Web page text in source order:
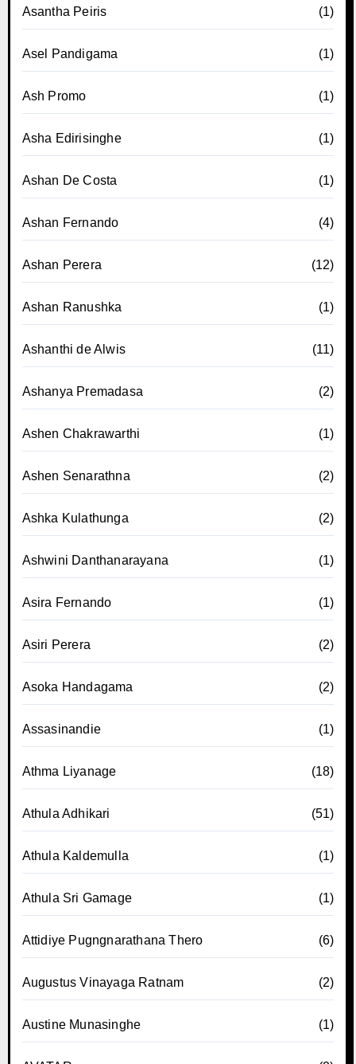
Asantha Peiris (1)
Asel Pandigama (1)
Ash Promo (1)
Asha Edirisinghe (1)
Ashan De Costa (1)
Ashan Fernando (4)
Ashan Perera (12)
Ashan Ranushka (1)
Ashanthi de Alwis (11)
Ashanya Premadasa (2)
Ashen Chakrawarthi (1)
Ashen Senarathna (2)
Ashka Kulathunga (2)
Ashwini Danthanarayana (1)
Asira Fernando (1)
Asiri Perera (2)
Asoka Handagama (2)
Assasinandie (1)
Athma Liyanage (18)
Athula Adhikari (51)
Athula Kaldemulla (1)
Athula Sri Gamage (1)
Attidiye Pugngnarathana Thero (6)
Augustus Vinayaga Ratnam (2)
Austine Munasinghe (1)